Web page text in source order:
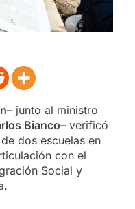
– junto al ministro
Bianco– verificó
dos escuelas en
con el
Social y